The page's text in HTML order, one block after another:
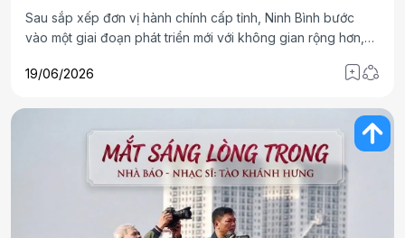
thái và di sản
Sau sắp xếp đơn vị hành chính cấp tỉnh, Ninh Bình bước
vào một giai đoạn phát triển mới với không gian rộng hơn,
19/06/2026